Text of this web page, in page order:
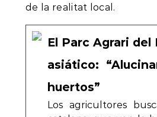
de la realitat local.
El Parc Agrari del
asiático:
huertos”
Los agricultores